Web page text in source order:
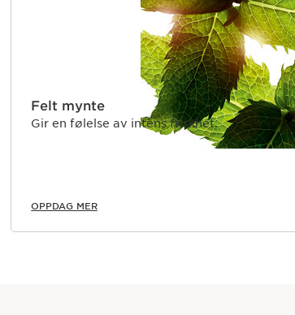
Felt mynte
Gir en følelse av intens friskhet.
OPPDAG MER